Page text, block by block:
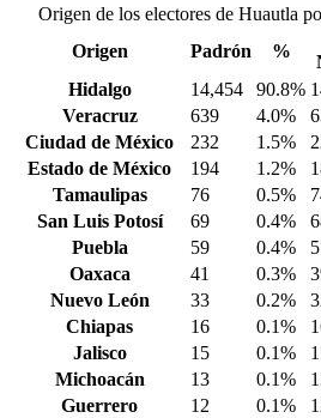
Origen de los electores de Huautla
Origen
Padrón %
Hidalgo
14,454 90.8%
Veracruz
639 4.0%
Ciudad de México
232 1.5%
Estado de México
194 1.2%
Tamaulipas
76 0.5%
San Luis Potosí
69 0.4%
Puebla
59 0.4%
Oaxaca
41 0.3%
Nuevo León
33 0.2%
Chiapas
16 0.1%
Jalisco
15 0.1%
Michoacán
13 0.1%
Guerrero
12 0.1%